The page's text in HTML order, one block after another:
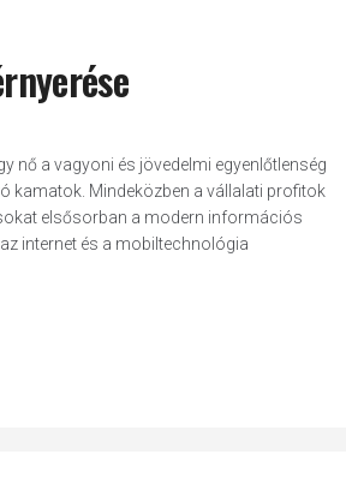
nő a vagyoni és jövedelmi egyenlőtlenség
kamatok. Mindeközben a vállalati profitok
elsősorban a modern információs
internet és a mobiltechnológia